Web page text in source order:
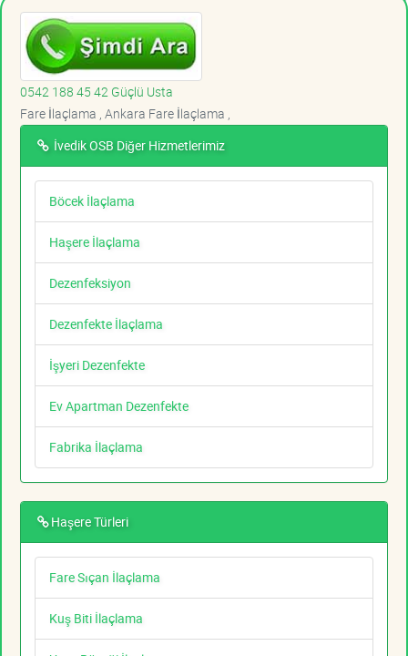
0542 188 45 42 Güçlü Usta
Fare İlaçlama , Ankara Fare İlaçlama ,
İvedik OSB Diğer Hizmetlerimiz
Böcek İlaçlama
Haşere İlaçlama
Dezenfeksiyon
Dezenfekte İlaçlama
İşyeri Dezenfekte
Ev Apartman Dezenfekte
Fabrika İlaçlama
Haşere Türleri
Fare Sıçan İlaçlama
Kuş Biti İlaçlama